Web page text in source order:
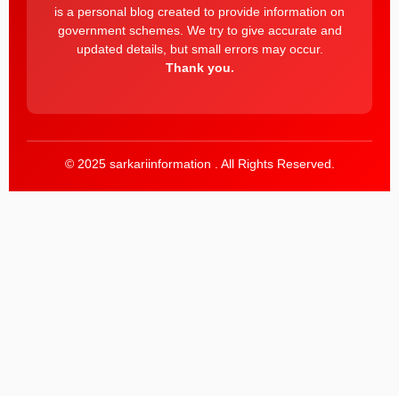
is a personal blog created to provide information on
government schemes. We try to give accurate and
updated details, but small errors may occur.
Thank you.
© 2025 sarkariinformation . All Rights Reserved.